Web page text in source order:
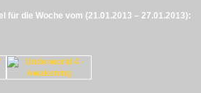
für die Woche vom (21.01.2013 – 27.01.2013):